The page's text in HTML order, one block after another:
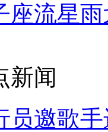
座流星
新闻
员邀歌